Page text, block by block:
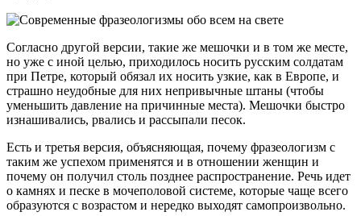
Согласно другой версии, такие же мешочки и в том же месте,
но уже с иной целью, приходилось носить русским солдатам
при Петре, который обязал их носить узкие, как в Европе, и
страшно неудобные для них непривычные штаны (чтобы
уменьшить давление на причинные места). Мешочки быстро
изнашивались, рвались и рассыпали песок.
Есть и третья версия, объясняющая, почему фразеологизм с
таким же успехом применятся и в отношении женщин и
почему он получил столь позднее распространение. Речь идет
о камнях и песке в мочеполовой системе, которые чаще всего
образуются с возрастом и нередко выходят самопроизвольно.